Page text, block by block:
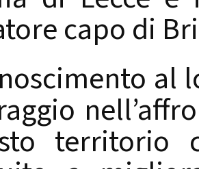
capo di
al
territorio